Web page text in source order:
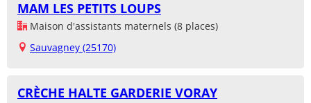
MAM LES PETITS LOUPS
Maison d'assistants maternels (8 places)
Sauvagney (25170)
CRÈCHE HALTE GARDERIE VORAY